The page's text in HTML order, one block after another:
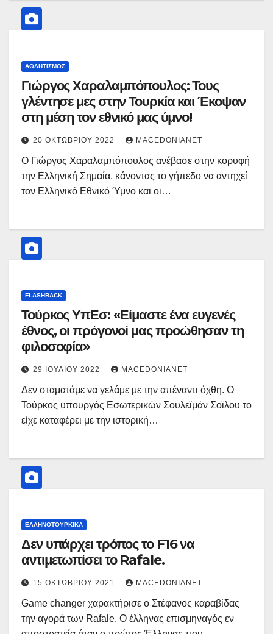
ΑΘΛΗΤΙΣΜΌΣ
Γιώργος Χαραλαμπόπουλος: Τους
γλέντησε μες στην Τουρκία και Έκοψαν
στη μέση τον εθνικό μας ύμνο!
20 ΟΚΤΩΒΡΊΟΥ 2022 MACEDONIANET
Ο Γιώργος Χαραλαμπόπουλος ανέβασε στην κορυφή
την Ελληνική Σημαία, κάνοντας το γήπεδο να αντηχεί
τον Ελληνικό Εθνικό Ύμνο και οι…
FLASHBACK
Τούρκος ΥπΕσ: «Είμαστε ένα ευγενές
έθνος, οι πρόγονοί μας προώθησαν τη
φιλοσοφία»
29 ΙΟΥΛΊΟΥ 2022 MACEDONIANET
Δεν σταματάμε να γελάμε με την απέναντι όχθη. Ο
Τούρκος υπουργός Εσωτερικών Σουλεϊμάν Σοϊλου το
είχε καταφέρει με την ιστορική…
ΕΛΛΗΝΟΤΟΥΡΚΙΚΆ
Δεν υπάρχει τρόπος το F16 να
αντιμετωπίσει το Rafale.
15 ΟΚΤΩΒΡΊΟΥ 2021 MACEDONIANET
Game changer χαρακτήρισε ο Στέφανος καραβίδας
την αγορά των Rafale. Ο έλληνας επισμηναγός εν